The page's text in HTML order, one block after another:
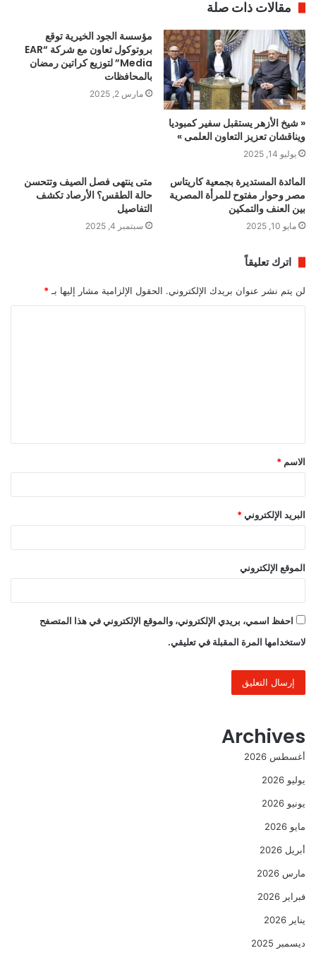
مقالات ذات صلة
« شيخ الأزهر يستقبل سفير كمبوديا
ويناقشان تعزيز التعاون العلمى »
يوليو 14, 2025
مؤسسة الجود الخيرية توقع
بروتوكول تعاون مع شركة “EAR
Media” لتوزيع كراتين رمضان
بالمحافظات
مارس 2, 2025
المائدة المستديرة بجمعية كاريتاس
مصر وحوار مفتوح للمرأة المصرية
بين العنف والتمكين
مايو 10, 2025
متى ينتهى فصل الصيف وتتحسن
حالة الطقس؟ الأرصاد تكشف
التفاصيل
سبتمبر 4, 2025
اترك تعليقاً
لن يتم نشر عنوان بريدك الإلكتروني. الحقول الإلزامية مشار إليها بـ *
ق
*
الاسم *
البريد الإلكتروني *
الموقع الإلكتروني
احفظ اسمي، بريدي الإلكتروني، والموقع الإلكتروني في هذا المتصفح
لاستخدامها المرة المقبلة في تعليقي.
Archives
أغسطس 2026
يوليو 2026
يونيو 2026
مايو 2026
أبريل 2026
مارس 2026
فبراير 2026
يناير 2026
ديسمبر 2025